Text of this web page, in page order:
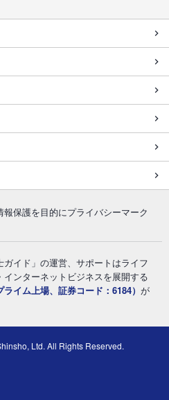
保護を目的にプライバシーマーク
ガイド」の運営、サポートはライフ
ンターネットビジネスを展開する
イム上場、証券コード：6184） が
Ltd. All Rights Reserved.